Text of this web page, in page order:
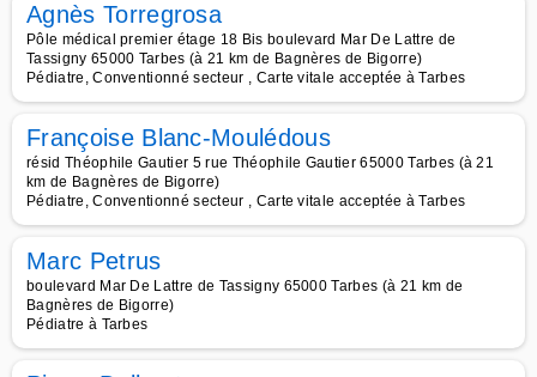
Agnès Torregrosa
Pôle médical premier étage 18 Bis boulevard Mar De Lattre de
Tassigny 65000 Tarbes (à 21 km de Bagnères de Bigorre)
Pédiatre, Conventionné secteur , Carte vitale acceptée à Tarbes
Françoise Blanc-Moulédous
résid Théophile Gautier 5 rue Théophile Gautier 65000 Tarbes (à 21
km de Bagnères de Bigorre)
Pédiatre, Conventionné secteur , Carte vitale acceptée à Tarbes
Marc Petrus
boulevard Mar De Lattre de Tassigny 65000 Tarbes (à 21 km de
Bagnères de Bigorre)
Pédiatre à Tarbes